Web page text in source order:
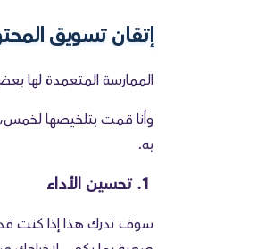
إتقان تسويق
الممارسة المتعمدة لها
وأنا قمت بتلخيصها
به.
1. تحسين الأداء